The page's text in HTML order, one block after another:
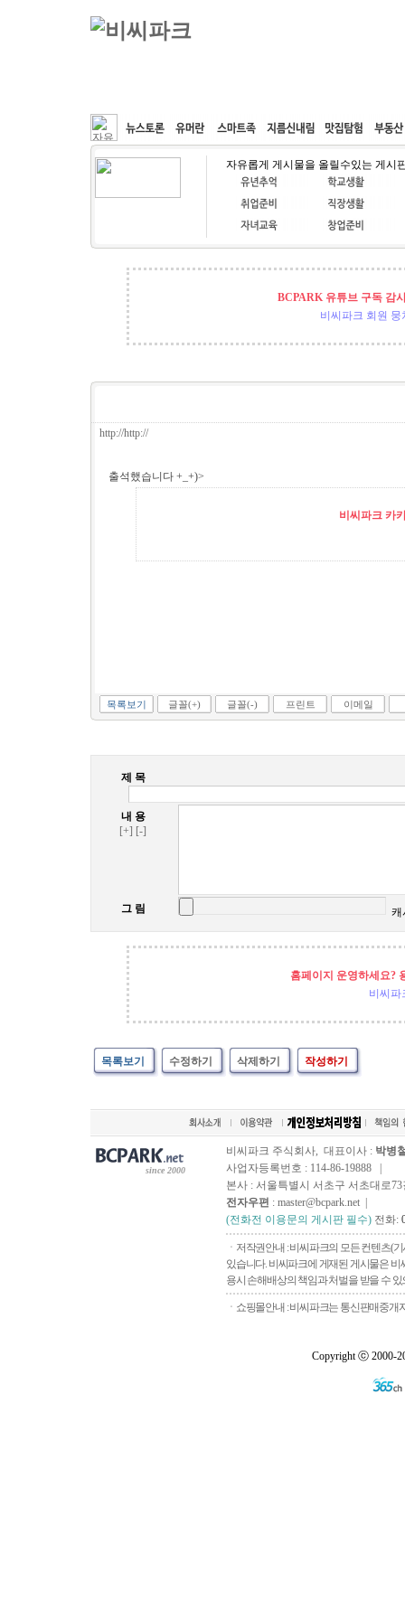
커뮤니티 속도패치 웹호스팅 공동구매
자유롭게 게시물을 올릴수있는 게시
BCPARK 유튜브 구독 감
비씨파크 회원 뭉
http://http://
출석했습니다 +_+)>
비씨파크 카
목록보기 글꼴(+) 글꼴(-) 프린트 이메일
제 목
내 용
[+] [-]
그 림 캐
홈페이지 운영하세요?
비씨파
목록보기 수정하기 삭제하기 작성하기
since 2000
비씨파크 주식회사, 대표이사 : 박병
사업자등록번호 : 114-86-19888 |
본사 : 서울특별시 서초구 서초대로73
전자우편 : master@bcpark.net |
(전화전 이용문의 게시판 필수) 전화:
ㆍ저작권안내 : 비씨파크의 모든 컨텐츠(
있습니다. 비씨파크에 게재된 게시물은
용시 손해배상의 책임과 처벌을 받을 수
ㆍ쇼핑몰안내 : 비씨파크는 통신판매중개
Copyright ⓒ 2000-